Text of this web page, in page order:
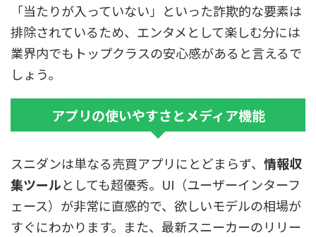
「当たりが入っていない」といった詐欺的な要素は
排除されているため、エンタメとして楽しむ分には
業界内でもトップクラスの安心感があると言えるで
しょう。
アプリの使いやすさとメディア機能
スニダンは単なる売買アプリにとどまらず、 情報収
集ツールとしても超優秀。UI（ユーザーインターフ
ェース）が非常に直感的で、欲しいモデルの相場が
すぐにわかります。また、最新スニーカーのリリー